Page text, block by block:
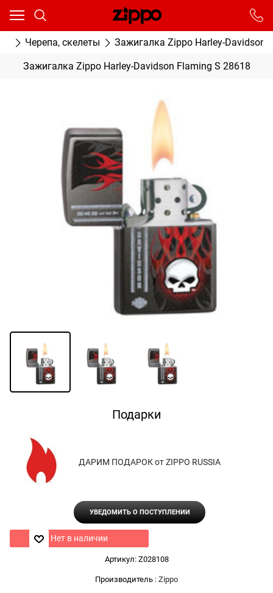
Черепа, скелеты Зажигалка Zippo Harley-Davidson
Зажигалка Zippo Harley-Davidson Flaming S 28618
Подарки
ДАРИМ ПОДАРОК от ZIPPO RUSSIA
УВЕДОМИТЬ О ПОСТУПЛЕНИИ
Нет в наличии
Артикул: Z028108
Производитель : Zippo
Ваш город - Москва,
От выбранного города зависят сроки доставки